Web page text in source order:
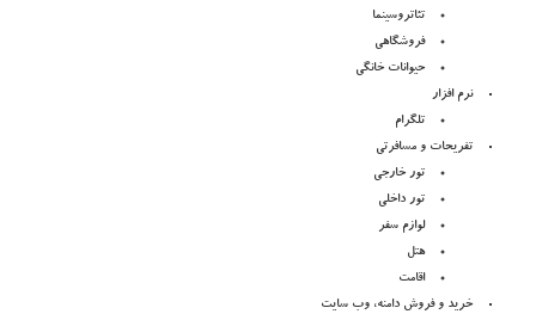
تئاتروسینما
فروشگاهی
حیوانات خانگی
نرم افزار
تلگرام
تفریحات و مسافرتی
تور خارجی
تور داخلی
لوازم سفر
هتل
اقامت
خرید و فروش دامنه، وب سایت